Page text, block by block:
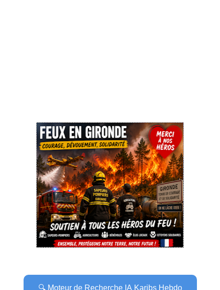
🔍 Moteur de Recherche IA Karibs Hebdo